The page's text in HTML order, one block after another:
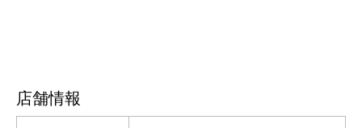
店舗情報